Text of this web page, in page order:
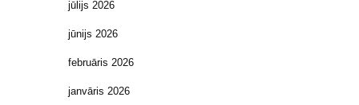
jūlijs 2026
jūnijs 2026
februāris 2026
janvāris 2026